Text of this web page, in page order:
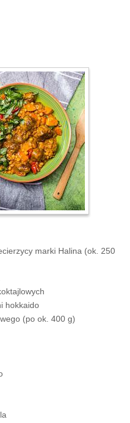
marki Halina (ok. 250
hokkaido
(po ok. 400 g)